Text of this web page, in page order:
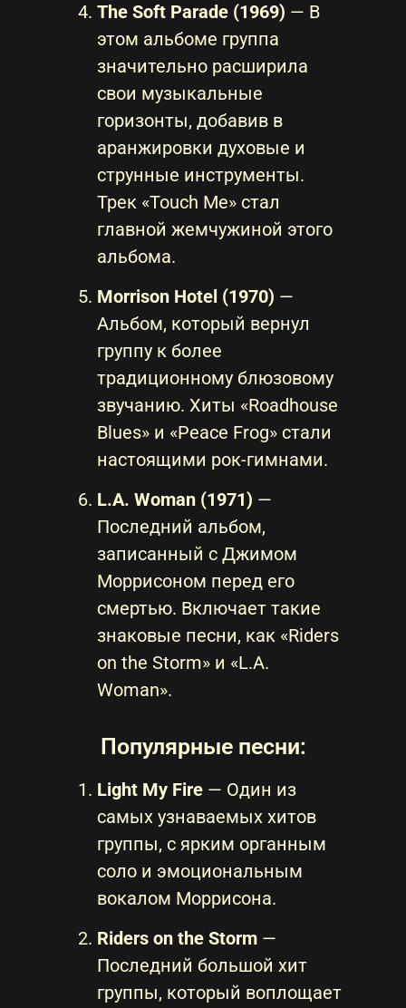
The Soft Parade (1969) — В
этом альбоме группа
значительно расширила
свои музыкальные
горизонты, добавив в
аранжировки духовые и
струнные инструменты.
Трек «Touch Me» стал
главной жемчужиной этого
альбома.
Morrison Hotel (1970) —
Альбом, который вернул
группу к более
традиционному блюзовому
звучанию. Хиты «Roadhouse
Blues» и «Peace Frog» стали
настоящими рок-гимнами.
L.A. Woman (1971) —
Последний альбом,
записанный с Джимом
Моррисоном перед его
смертью. Включает такие
знаковые песни, как «Riders
on the Storm» и «L.A.
Woman».
Популярные песни:
Light My Fire— Один из
самых узнаваемых хитов
группы, с ярким органным
соло и эмоциональным
вокалом Моррисона.
Riders on the Storm—
Последний большой хит
группы, который воплощает